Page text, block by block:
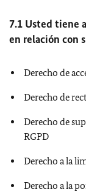
7.1 Usted tiene
en relación con
Derecho de
Derecho de
Derecho de
RGPD
Derecho a la
Derecho a la